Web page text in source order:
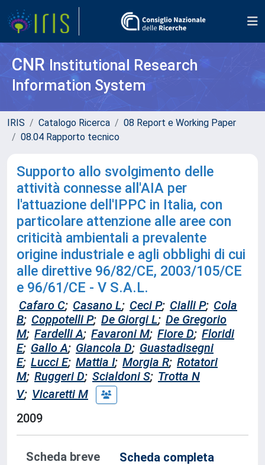
CNR Institutional Research
Information System
IRIS Catalogo Ricerca
08 Report e Working Paper
08.04 Rapporto tecnico
Supporto allo svolgimento delle
attività connesse all'AIA per
l'attuazione dell'IPPC in Italia, con
particolare attenzione alle aree con
criticità ambientali a prevalente
origine industriale e agli obblighi di cui
alle direttive 96/82/CE, 2003/105/CE
e 96/61/CE - V S.A.L.
Cafaro C; Casano L; Ceci P; Cialli P; Cola
B; Coppotelli P; De Giorgi L; De Gregorio
M; Fardelli A; Favaroni M; Fiore D; Floridi
E; Gallo A; Giancola D; Guastadisegni
E; Lucci E; Mattia I; Morgia R; Rotatori
M; Ruggeri D; Scialdoni S; Trotta N
V; Vicaretti M
2009
Scheda breve
Scheda completa